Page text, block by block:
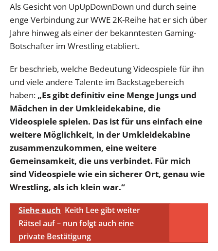
Als Gesicht von UpUpDownDown und durch seine
enge Verbindung zur WWE 2K-Reihe hat er sich über
Jahre hinweg als einer der bekanntesten Gaming-
Botschafter im Wrestling etabliert.
Er beschrieb, welche Bedeutung Videospiele für ihn
und viele andere Talente im Backstagebereich
haben: „Es gibt definitiv eine Menge Jungs und
Mädchen in der Umkleidekabine, die
Videospiele spielen. Das ist für uns einfach eine
weitere Möglichkeit, in der Umkleidekabine
zusammenzukommen, eine weitere
Gemeinsamkeit, die uns verbindet. Für mich
sind Videospiele wie ein sicherer Ort, genau wie
Wrestling, als ich klein war.“
Siehe auch Keith Lee gibt weiter
Rätsel auf – nun folgt auch eine
private Bestätigung